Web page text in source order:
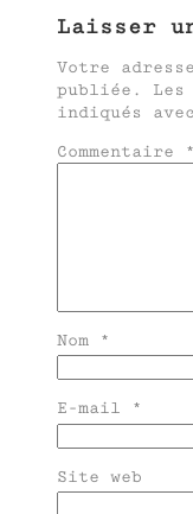
Laisser
Votre
publiée.
indiqués
Commentaire
*
Nom *
E-mail *
Site web